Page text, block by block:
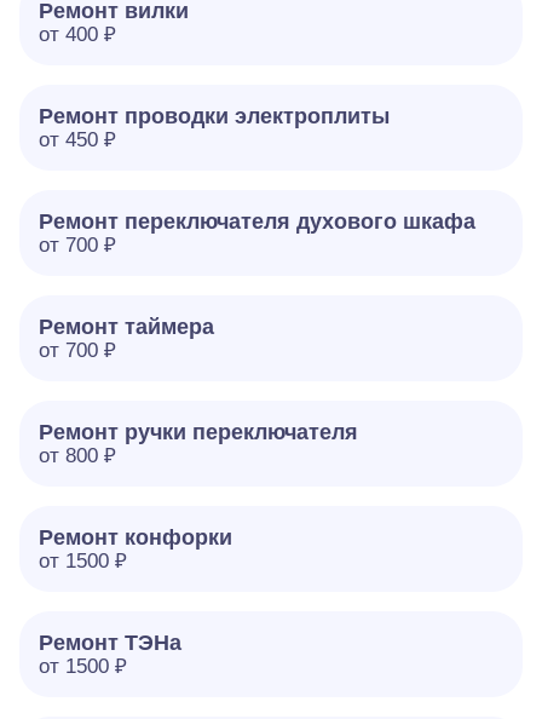
Ремонт вилки
от 400 ₽
Ремонт проводки электроплиты
от 450 ₽
Ремонт переключателя духового шкафа
от 700 ₽
Ремонт таймера
от 700 ₽
Ремонт ручки переключателя
от 800 ₽
Ремонт конфорки
от 1500 ₽
Ремонт ТЭНа
от 1500 ₽